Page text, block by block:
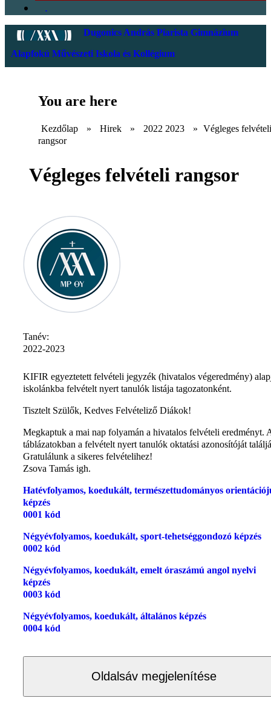
.
Dugonics András Piarista Gimnázium
Alapfokú Művészeti Iskola és Kollégium
You are here
Kezdőlap » Hirek » 2022 2023 » Végleges felvételi
rangsor
Végleges felvételi rangsor
Tanév:
2022-2023
KIFIR egyeztetett felvételi jegyzék (hivatalos végeredmény)
iskolánkba felvételt nyert tanulók listája tagozatonként.
Tisztelt Szülők, Kedves Felvételiző Diákok!
Megkaptuk a mai nap folyamán a hivatalos felvételi eredményt.
táblázatokban a felvételt nyert tanulók oktatási azonosítóját
Gratulálunk a sikeres felvételihez!
Zsova Tamás igh.
Hatévfolyamos, koedukált, természettudományos
képzés
0001 kód
Négyévfolyamos, koedukált, sport-tehetséggondozó képzés
0002 kód
Négyévfolyamos, koedukált, emelt óraszámú angol nyelvi
képzés
0003 kód
Négyévfolyamos, koedukált, általános képzés
0004 kód
Oldalsáv megjelenítése